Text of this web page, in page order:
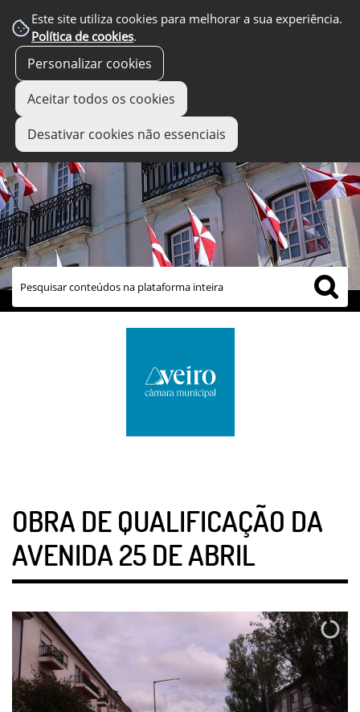
Este site utiliza cookies para melhorar a sua experiência.
Política de cookies.
Personalizar cookies
Aceitar todos os cookies
Desativar cookies não essenciais
links úteis
OBRA DE QUALIFICAÇÃO DA
AVENIDA 25 DE ABRIL